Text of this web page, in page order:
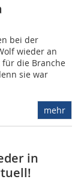
bei der
wieder an
für die Branche
sie war
mehr
in